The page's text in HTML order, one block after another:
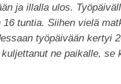
ja illalla ulos.
16 tuntia. Siihen vielä
työpäivään kertyi
ne paikalle,